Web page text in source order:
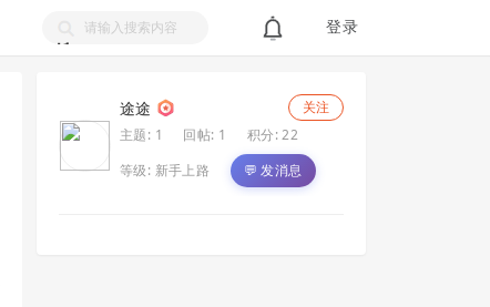
登录
途途
关注
主题: 1
回帖: 1
积分: 22
等级: 新手上路 💬 发消息